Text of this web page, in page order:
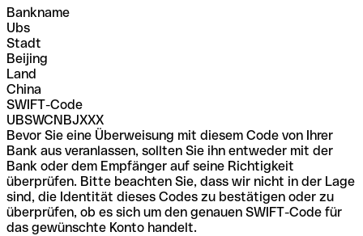
Bankname
Ubs
Stadt
Beijing
Land
China
SWIFT-Code
UBSWCNBJXXX
Bevor Sie eine Überweisung mit diesem Code von Ihrer
Bank aus veranlassen, sollten Sie ihn entweder mit der
Bank oder dem Empfänger auf seine Richtigkeit
überprüfen. Bitte beachten Sie, dass wir nicht in der Lage
sind, die Identität dieses Codes zu bestätigen oder zu
überprüfen, ob es sich um den genauen SWIFT-Code für
das gewünschte Konto handelt.